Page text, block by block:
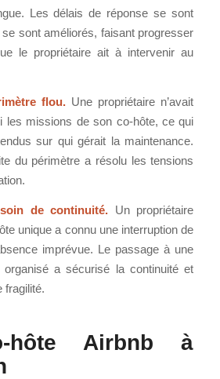
Les délais de réponse se sont
sont améliorés, faisant progresser
le propriétaire ait à intervenir au
flou. Une propriétaire n’avait
les missions de son co-hôte, ce qui
sur qui gérait la maintenance.
du périmètre a résolu les tensions
de continuité. Un propriétaire
unique a connu une interruption de
imprévue. Le passage à une
a sécurisé la continuité et
fragilité.
hôte Airbnb à